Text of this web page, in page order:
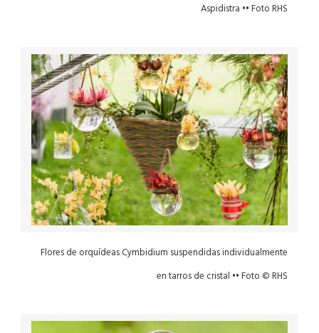
Aspidistra •• Foto RHS
Flores de orquídeas Cymbidium suspendidas individualmente
en tarros de cristal •• Foto © RHS